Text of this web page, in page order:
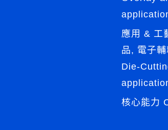
應用 & 工
品, 電子
Die-
核心能力